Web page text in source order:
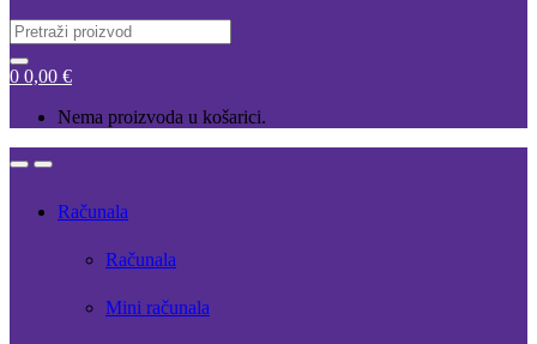
Search
for:
0 0,00 €
Nema proizvoda u košarici.
OpenClose
Računala
Računala
Mini računala